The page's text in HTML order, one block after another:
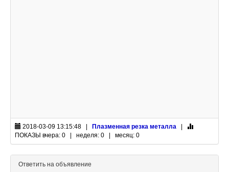
2018-03-09 13:15:48 | Плазменная резка металла
ПОКАЗЫ вчера: 0 | неделя: 0 | месяц: 0
Ответить на объявление